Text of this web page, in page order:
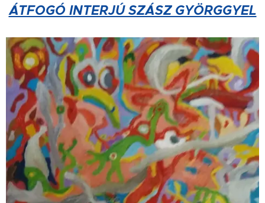
ÁTFOGÓ INTERJÚ SZÁSZ GYÖRGGYEL